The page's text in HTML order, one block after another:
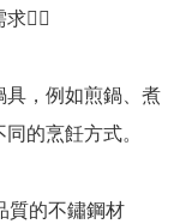
👍🏻
具，例如煎鍋、煮
的烹飪方式。
質的不鏽鋼材